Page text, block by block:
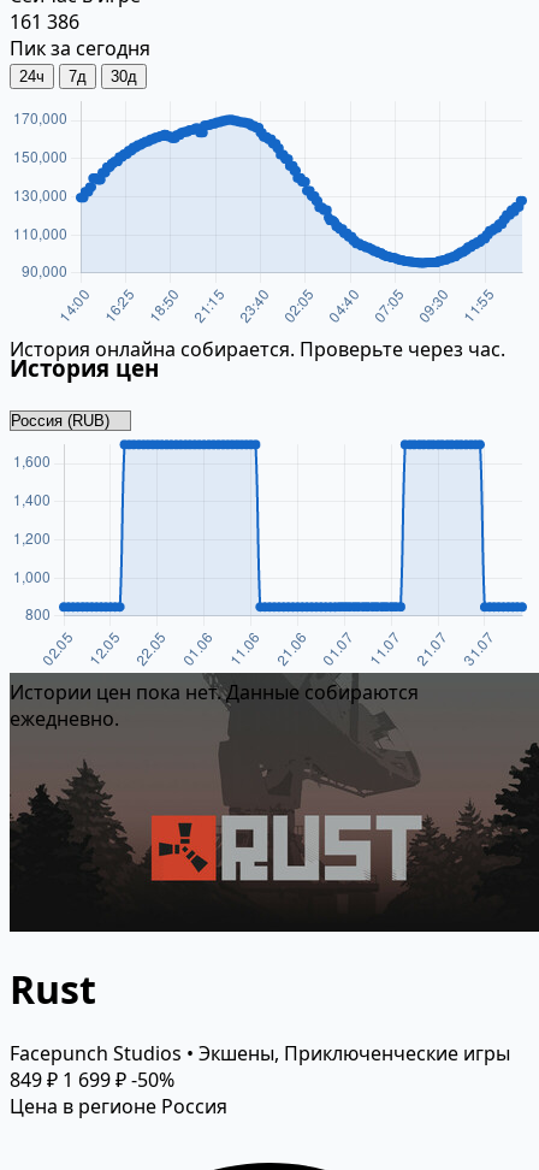
161 386
Пик за сегодня
24ч 7д 30д
История онлайна собирается. Проверьте через час.
История цен
Истории цен пока нет. Данные собираются
ежедневно.
Rust
Facepunch Studios • Экшены, Приключенческие игры
849 ₽ 1 699 ₽-50%
Цена в регионе Россия